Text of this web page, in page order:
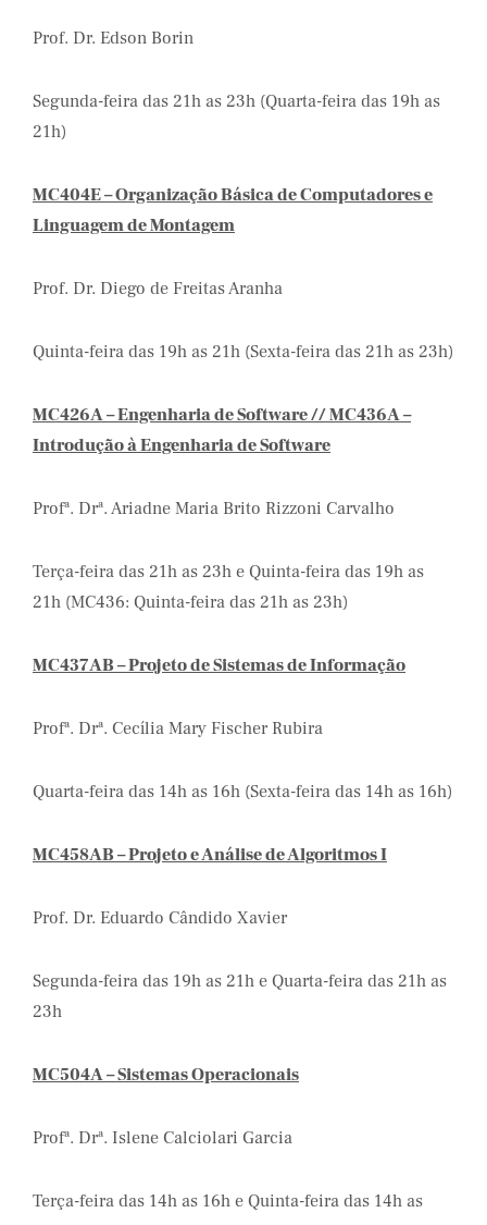
Prof. Dr. Edson Borin
Segunda-feira das 21h as 23h (Quarta-feira das 19h as
21h)
MC404E – Organização Básica de Computadores e
Linguagem de Montagem
Prof. Dr. Diego de Freitas Aranha
Quinta-feira das 19h as 21h (Sexta-feira das 21h as 23h)
MC426A – Engenharia de Software // MC436A –
Introdução à Engenharia de Software
Profª. Drª. Ariadne Maria Brito Rizzoni Carvalho
Terça-feira das 21h as 23h e Quinta-feira das 19h as
21h (MC436: Quinta-feira das 21h as 23h)
MC437AB – Projeto de Sistemas de Informação
Profª. Drª. Cecília Mary Fischer Rubira
Quarta-feira das 14h as 16h (Sexta-feira das 14h as 16h)
MC458AB – Projeto e Análise de Algoritmos I
Prof. Dr. Eduardo Cândido Xavier
Segunda-feira das 19h as 21h e Quarta-feira das 21h as
23h
MC504A – Sistemas Operacionais
Profª. Drª. Islene Calciolari Garcia
Terça-feira das 14h as 16h e Quinta-feira das 14h as